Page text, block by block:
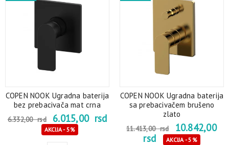
COPEN NOOK Ugradna baterija
bez prebacivača mat crna
6.332,00rsd 6.015,00 rsd
AKCIJA - 5%
COPEN NOOK Ugradna baterija
sa prebacivačem brušeno
zlato
11.413,00rsd
10.842,00
rsd
AKCIJA - 5%